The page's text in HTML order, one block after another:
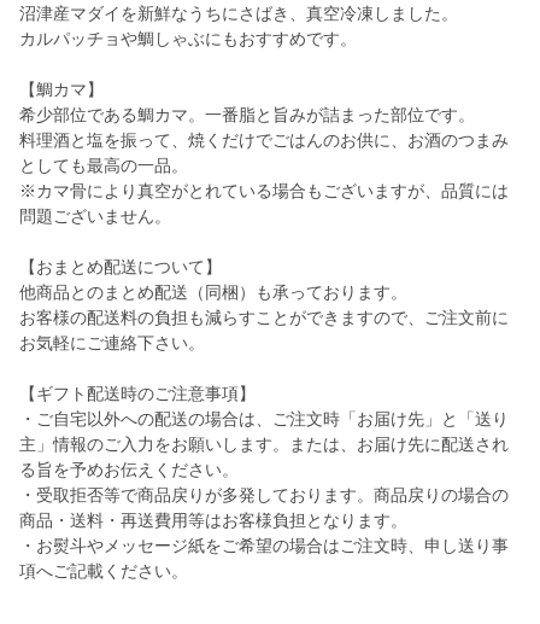
沼津産マダイを新鮮なうちにさばき、真空冷凍しました。
カルパッチョや鯛しゃぶにもおすすめです。
【鯛カマ】
希少部位である鯛カマ。一番脂と旨みが詰まった部位です。
料理酒と塩を振って、焼くだけでごはんのお供に、お酒のつまみ
としても最高の一品。
※カマ骨により真空がとれている場合もございますが、品質には
問題ございません。
【おまとめ配送について】
他商品とのまとめ配送（同梱）も承っております。
お客様の配送料の負担も減らすことができますので、ご注文前に
お気軽にご連絡下さい。
【ギフト配送時のご注意事項】
・ご自宅以外への配送の場合は、ご注文時「お届け先」と「送り
主」情報のご入力をお願いします。または、お届け先に配送され
る旨を予めお伝えください。
・受取拒否等で商品戻りが多発しております。商品戻りの場合の
商品・送料・再送費用等はお客様負担となります。
・お熨斗やメッセージ紙をご希望の場合はご注文時、申し送り事